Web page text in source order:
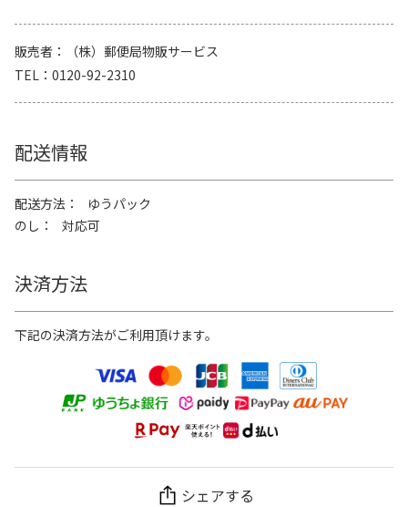
販売者
（株）郵便局物販サービス
TEL
0120-92-2310
配送情報
配送方法
ゆうパック
のし
対応可
決済方法
下記の決済方法がご利用頂けます。
シェアする